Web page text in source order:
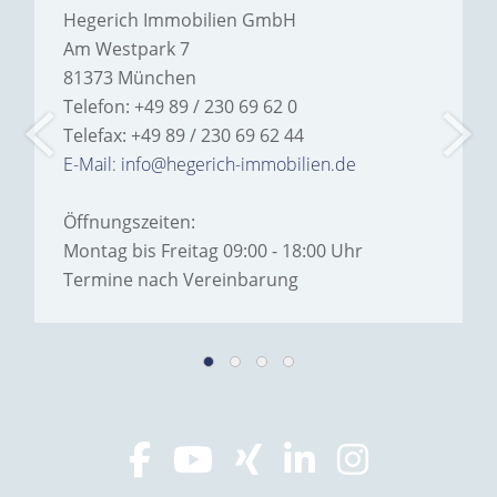
Hegerich Immobilien GmbH
Am Westpark 7
81373 München
Telefon: +49 89 / 230 69 62 0
Telefax: +49 89 / 230 69 62 44
E-Mail: info@hegerich-immobilien.de
Öffnungszeiten:
Montag bis Freitag 09:00 - 18:00 Uhr
Termine nach Vereinbarung